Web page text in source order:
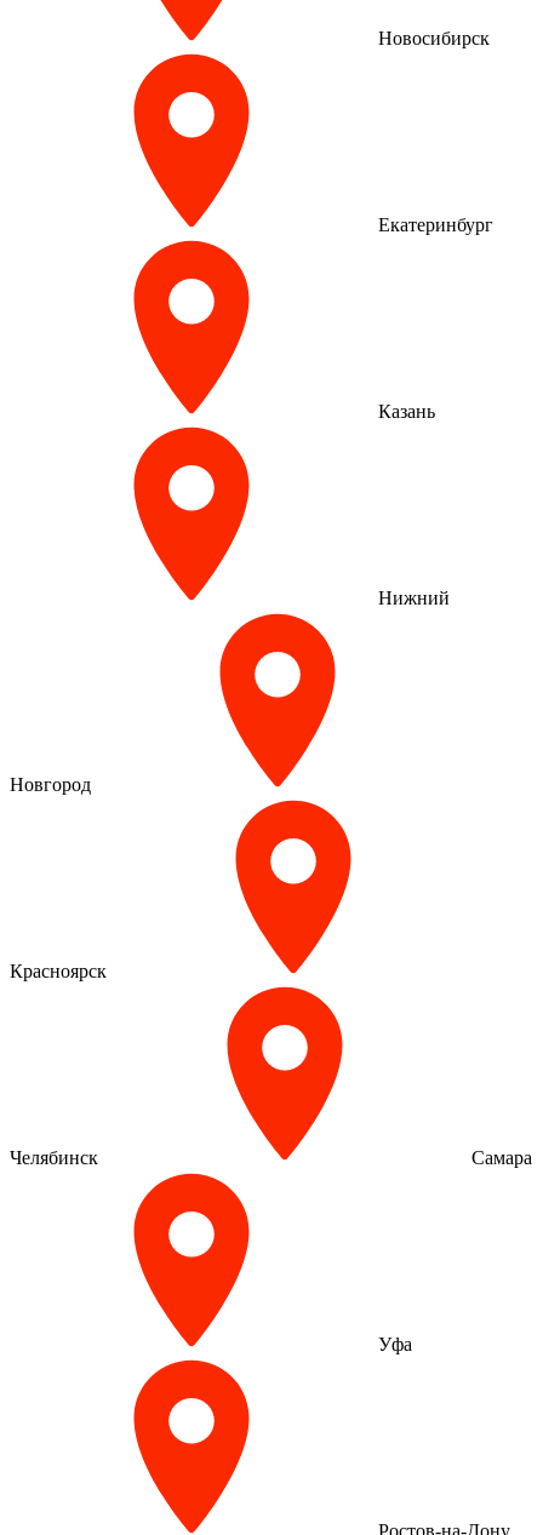
Новосибирск
Екатеринбург
Казань
Нижний
Новгород
Красноярск
Челябинск Самара
Уфа
Ростов-на-Дону